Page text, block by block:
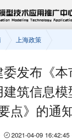
上海政策
发布《
建筑信息
点》的通
2021-04-09 16:42:45